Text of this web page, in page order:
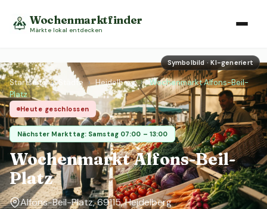
Wochenmarktfinder
Märkte lokal entdecken
Symbolbild · KI-generiert
Startseite › Städte › Heidelberg ›
Wochenmarkt Alfons-Beil-
Platz
Heute geschlossen
Nächster Markttag: Samstag 07:00 – 13:00
Wochenmarkt Alfons-Beil-
Platz
Alfons-Beil-Platz, 69115, Heidelberg